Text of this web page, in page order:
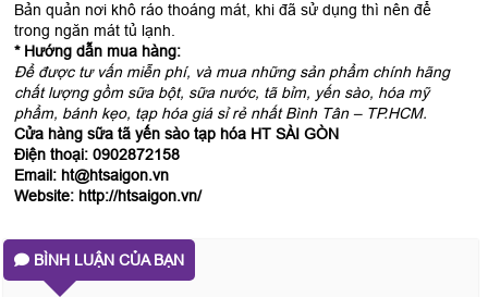
Bản quản nơi khô ráo thoáng mát, khi đã sử dụng thì nên để
trong ngăn mát tủ lạnh.
* Hướng dẫn mua hàng:
Để được tư vấn miễn phí, và mua những sản phẩm chính hãng
chất lượng gồm sữa bột, sữa nước, tã bỉm, yến sào, hóa mỹ
phẩm, bánh kẹo, tạp hóa giá sỉ rẻ nhất Bình Tân – TP.HCM.
Cửa hàng sữa tã yến sào tạp hóa HT SÀI GÒN
Điện thoại: 0902872158
Email: ht@htsaigon.vn
Website: http://htsaigon.vn/
BÌNH LUẬN CỦA BẠN